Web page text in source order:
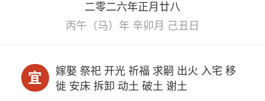
二零二六年正月廿八
丙午（马）年 辛卯月 己丑日
宜
嫁娶 祭祀 开光 祈福 求嗣 出火 入宅 移
徙 安床 拆卸 动土 破土 谢土